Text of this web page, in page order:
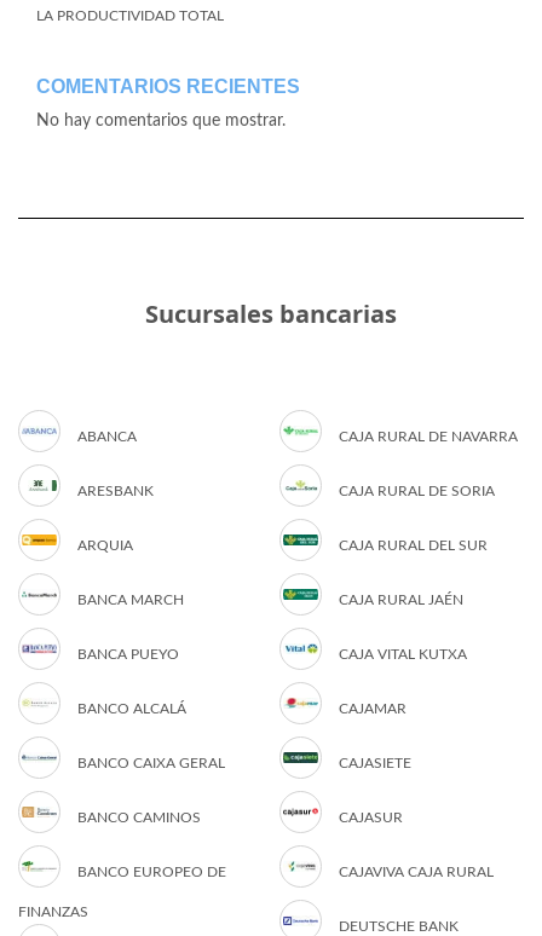
LA PRODUCTIVIDAD TOTAL
COMENTARIOS RECIENTES
No hay comentarios que mostrar.
Sucursales bancarias
ABANCA
ARESBANK
ARQUIA
BANCA MARCH
BANCA PUEYO
BANCO ALCALÁ
BANCO CAIXA GERAL
BANCO CAMINOS
BANCO EUROPEO DE
FINANZAS
CAJA RURAL DE NAVARRA
CAJA RURAL DE SORIA
CAJA RURAL DEL SUR
CAJA RURAL JAÉN
CAJA VITAL KUTXA
CAJAMAR
CAJASIETE
CAJASUR
CAJAVIVA CAJA RURAL
DEUTSCHE BANK